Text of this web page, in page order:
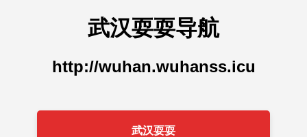
武汉耍耍导航
http://wuhan.wuhanss.icu
武汉耍耍